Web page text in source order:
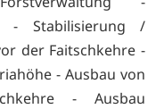
- Stabilisierung /
der Faitschkehre -
- Ausbau von
- Ausbau